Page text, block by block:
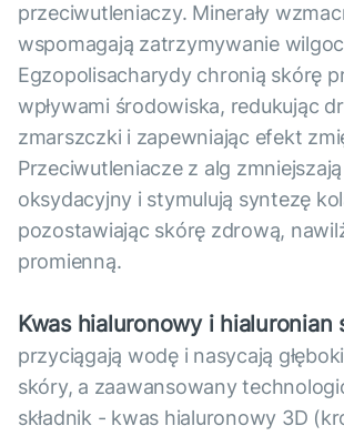
przeciwutleniaczy. Minerały
wspomagają zatrzymywanie
Egzopolisacharydy chronią skórę
wpływami środowiska, redukując
zmarszczki i zapewniając efekt
Przeciwutleniacze z alg
oksydacyjny i stymulują syntezę
pozostawiając skórę zdrową,
promienną.
Kwas hialuronowy i hialuronian
przyciągają wodę i nasycają
skóry, a zaawansowany
składnik - kwas hialuronowy 3D